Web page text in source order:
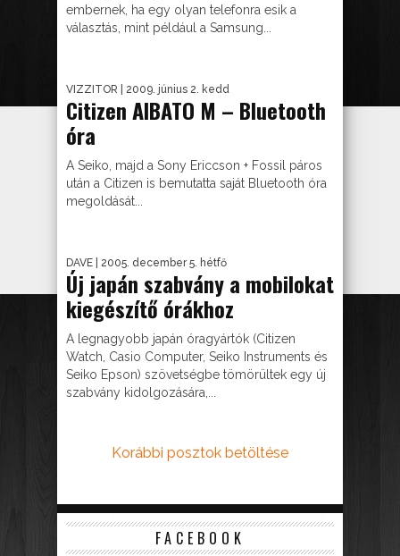
embernek, ha egy olyan telefonra esik a
választás, mint például a Samsung...
VIZZITOR | 2009. június 2. kedd
Citizen AIBATO M – Bluetooth
óra
A Seiko, majd a Sony Ericcson + Fossil páros
után a Citizen is bemutatta saját Bluetooth óra
megoldását...
DAVE | 2005. december 5. hétfő
Új japán szabvány a mobilokat
kiegészítő órákhoz
A legnagyobb japán óragyártók (Citizen
Watch, Casio Computer, Seiko Instruments és
Seiko Epson) szövetségbe tömörültek egy új
szabvány kidolgozására,...
Korábbi posztok betöltése
FACEBOOK